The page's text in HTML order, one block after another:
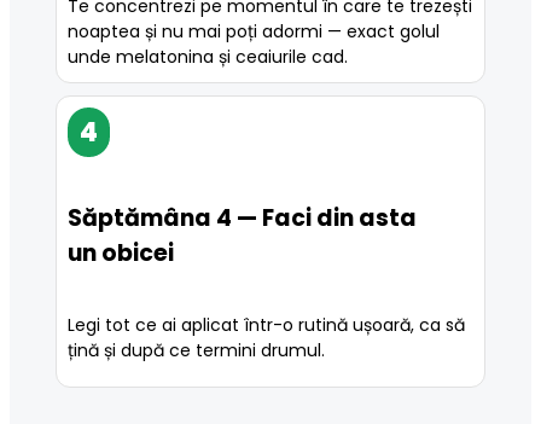
Te concentrezi pe momentul în care te trezești
noaptea și nu mai poți adormi — exact golul
unde melatonina și ceaiurile cad.
4
Săptămâna 4 — Faci din asta
un obicei
Legi tot ce ai aplicat într-o rutină ușoară, ca să
țină și după ce termini drumul.